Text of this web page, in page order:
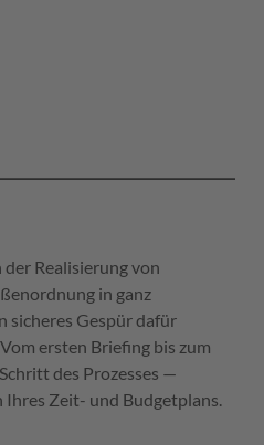
Realisierung von
in ganz
sicheres Gespür dafür
ersten Briefing bis zum
des Prozesses —
Ihres Zeit- und Budgetplans.